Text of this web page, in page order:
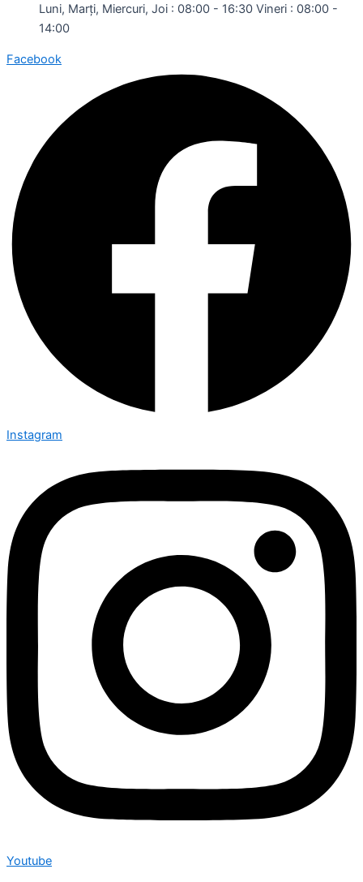
Luni, Marți, Miercuri, Joi : 08:00 - 16:30 Vineri : 08:00 -
14:00
Facebook
Instagram
Youtube